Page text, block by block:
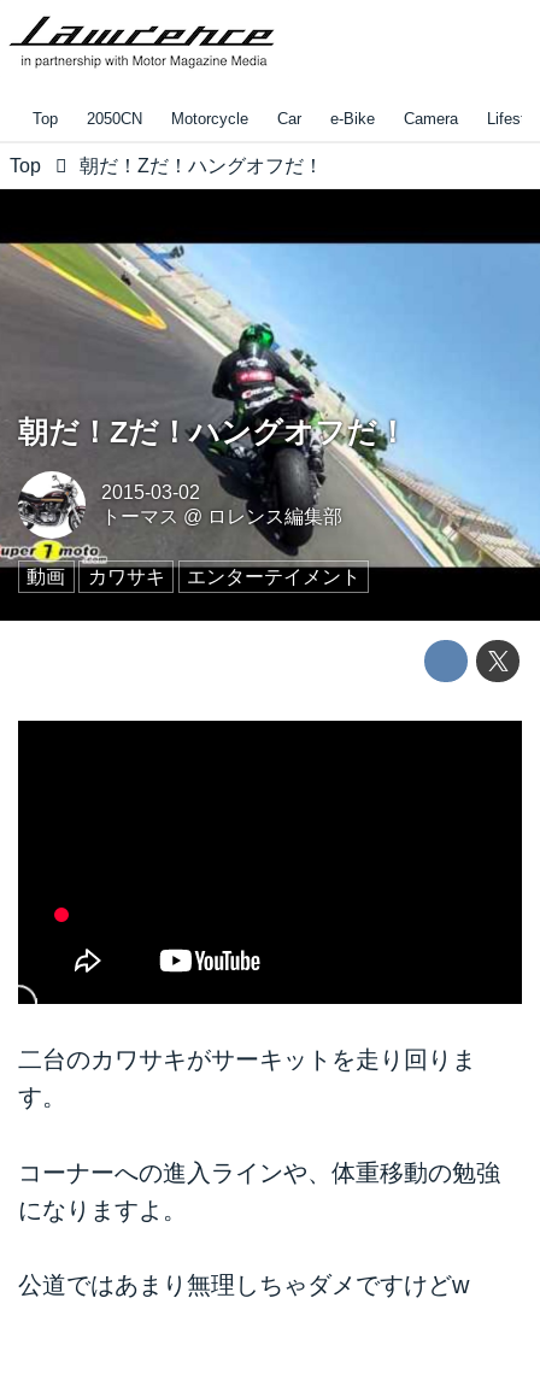
Top 2050CN Motorcycle Car e-Bike Camera
Top 朝だ！Zだ！ハングオフだ！
朝だ！Zだ！ハングオフだ！
2015-03-02
トーマス @ ロレンス編集部
動画 カワサキ エンターテイメント
二台のカワサキがサーキットを走り回りま
す。
コーナーへの進入ラインや、体重移動の勉強
になりますよ。
公道ではあまり無理しちゃダメですけどw